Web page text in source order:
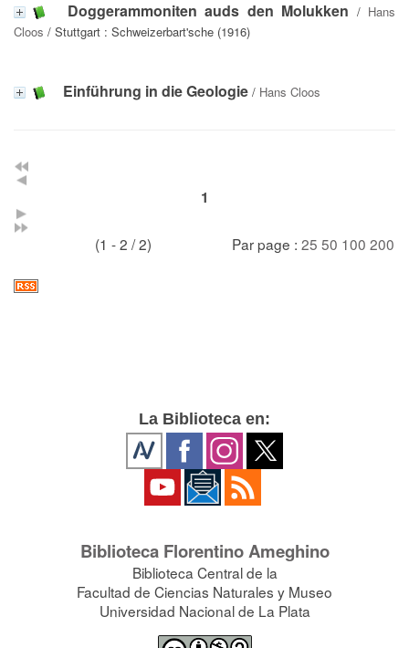
Doggerammoniten auds den Molukken / Hans
Cloos / Stuttgart : Schweizerbart'sche (1916)
Einführung in die Geologie / Hans Cloos
1
(1 - 2 / 2) Par page : 25 50 100 200
La Biblioteca en:
Biblioteca Florentino Ameghino
Biblioteca Central de la
Facultad de Ciencias Naturales y Museo
Universidad Nacional de La Plata